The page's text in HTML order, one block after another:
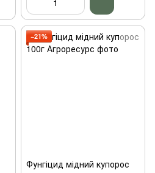
−21%
Фунгіцид мідний купорос